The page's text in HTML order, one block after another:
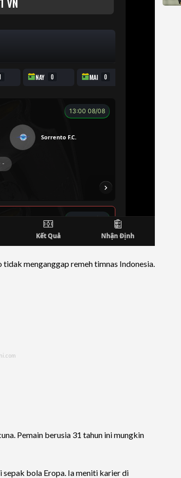
menganggap remeh timnas Indonesia.
Pemain berusia 31 tahun ini mungkin
sepak bola Eropa. Ia meniti karier di